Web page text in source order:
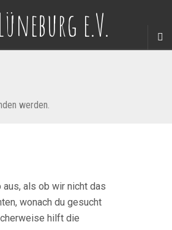
e.V.
werden.
aus, als ob wir nicht das
wonach du gesucht
hilft die